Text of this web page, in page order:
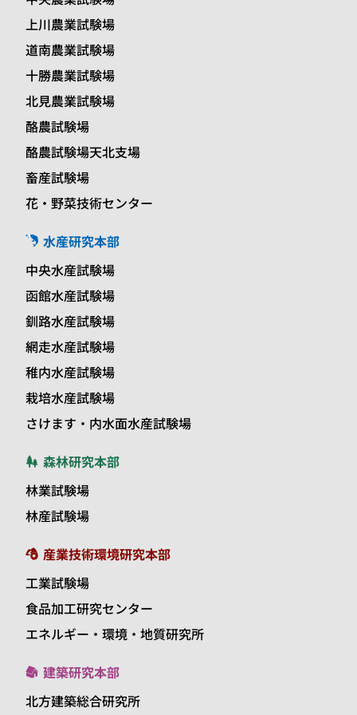
上川農業試験場
道南農業試験場
十勝農業試験場
北見農業試験場
酪農試験場
酪農試験場天北支場
畜産試験場
花・野菜技術センター
水産研究本部
中央水産試験場
函館水産試験場
釧路水産試験場
網走水産試験場
稚内水産試験場
栽培水産試験場
さけます・内水面水産試験場
森林研究本部
林業試験場
林産試験場
産業技術環境研究本部
工業試験場
食品加工研究センター
エネルギー・環境・地質研究所
建築研究本部
北方建築総合研究所